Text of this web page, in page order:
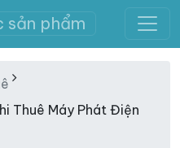
sản phẩm
Thuê Máy Phát Điện